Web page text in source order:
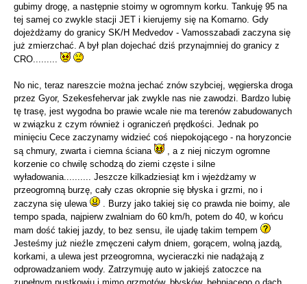
gubimy drogę, a następnie stoimy w ogromnym korku. Tankuję 95 na
tej samej co zwykle stacji JET i kierujemy się na Komarno. Gdy
dojeżdżamy do granicy SK/H Medvedov - Vamosszabadi zaczyna się
już zmierzchać. A był plan dojechać dziś przynajmniej do granicy z
CRO.........
No nic, teraz nareszcie można jechać znów szybciej, węgierska droga
przez Gyor, Szekesfehervar jak zwykle nas nie zawodzi. Bardzo lubię
tę trasę, jest wygodna bo prawie wcale nie ma terenów zabudowanych
w związku z czym również i ograniczeń prędkości. Jednak po
minięciu Cece zaczynamy widzieć coś niepokojącego - na horyzoncie
są chmury, zwarta i ciemna ściana
, a z niej niczym ogromne
korzenie co chwilę schodzą do ziemi częste i silne
wyładowania.......... Jeszcze kilkadziesiąt km i wjeżdżamy w
przeogromną burzę, cały czas okropnie się błyska i grzmi, no i
zaczyna się ulewa
. Burzy jako takiej się co prawda nie boimy, ale
tempo spada, najpierw zwalniam do 60 km/h, potem do 40, w końcu
mam dość takiej jazdy, to bez sensu, ile ujadę takim tempem
Jesteśmy już nieźle zmęczeni całym dniem, gorącem, wolną jazdą,
korkami, a ulewa jest przeogromna, wycieraczki nie nadążają z
odprowadzaniem wody. Zatrzymuję auto w jakiejś zatoczce na